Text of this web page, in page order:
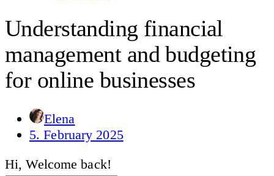
Understanding financial
management and budgeting
for online businesses
Elena
5. February 2025
Hi, Welcome back!